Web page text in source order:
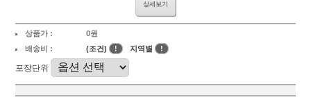
상세보기
상품가 :
0원
배송비 :
(조건) ! 지역별 !
포장단위